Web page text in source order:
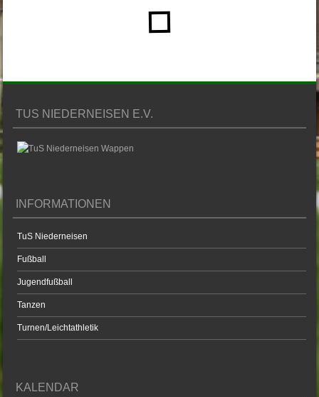
TUS NIEDERNEISEN E.V.
INFORMATIONEN
TuS Niederneisen
Fußball
Jugendfußball
Tanzen
Turnen/Leichtathletik
KALENDAR